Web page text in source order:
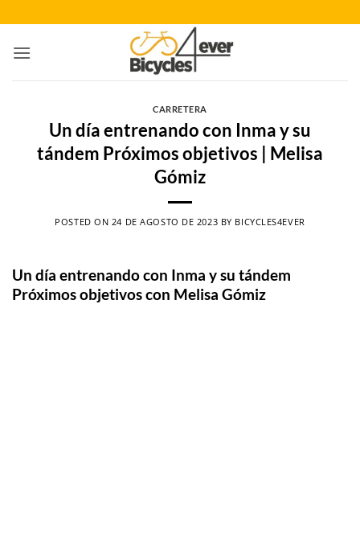
al
contenido
CARRETERA
Un día entrenando con Inma y su
tándem Próximos objetivos | Melisa
Gómiz
POSTED ON 24 DE AGOSTO DE 2023 BY BICYCLES4EVER
Un día entrenando con Inma y su tándem
Próximos objetivos con Melisa Gómiz